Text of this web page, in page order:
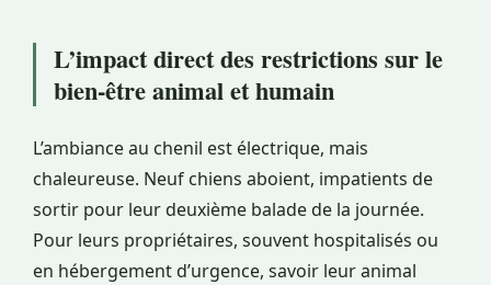
L’impact direct des restrictions sur le
bien-être animal et humain
L’ambiance au chenil est électrique, mais
chaleureuse. Neuf chiens aboient, impatients de
sortir pour leur deuxième balade de la journée.
Pour leurs propriétaires, souvent hospitalisés ou
en hébergement d’urgence, savoir leur animal